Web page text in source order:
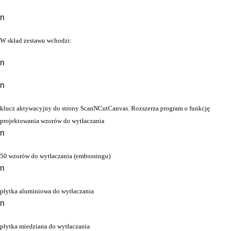
n
W skład zestawu wchodzi:
n
n
klucz aktywacyjny do strony ScanNCutCanvas. Rozszerza program o funkcję
projektowania wzorów do wytłaczania
n
50 wzorów do wytłaczania (embossingu)
n
płytka aluminiowa do wytłaczania
n
płytka miedziana do wytłaczania